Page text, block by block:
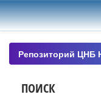
Skip
navigation
Репозиторий ЦНБ
ПОИСК